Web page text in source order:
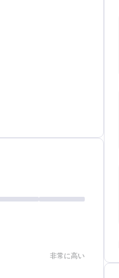
非常に高い